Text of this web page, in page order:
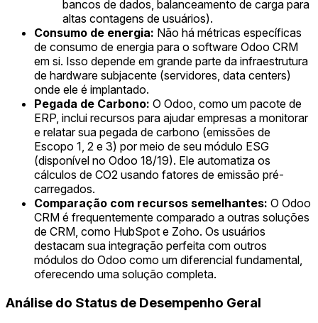
bancos de dados, balanceamento de carga para
altas contagens de usuários).
Consumo de energia: Não há métricas específicas
de consumo de energia para o software Odoo CRM
em si. Isso depende em grande parte da infraestrutura
de hardware subjacente (servidores, data centers)
onde ele é implantado.
Pegada de Carbono: O Odoo, como um pacote de
ERP, inclui recursos para ajudar empresas a monitorar
e relatar sua pegada de carbono (emissões de
Escopo 1, 2 e 3) por meio de seu módulo ESG
(disponível no Odoo 18/19). Ele automatiza os
cálculos de CO2 usando fatores de emissão pré-
carregados.
Comparação com recursos semelhantes: O Odoo
CRM é frequentemente comparado a outras soluções
de CRM, como HubSpot e Zoho. Os usuários
destacam sua integração perfeita com outros
módulos do Odoo como um diferencial fundamental,
oferecendo uma solução completa.
Análise do Status de Desempenho Geral